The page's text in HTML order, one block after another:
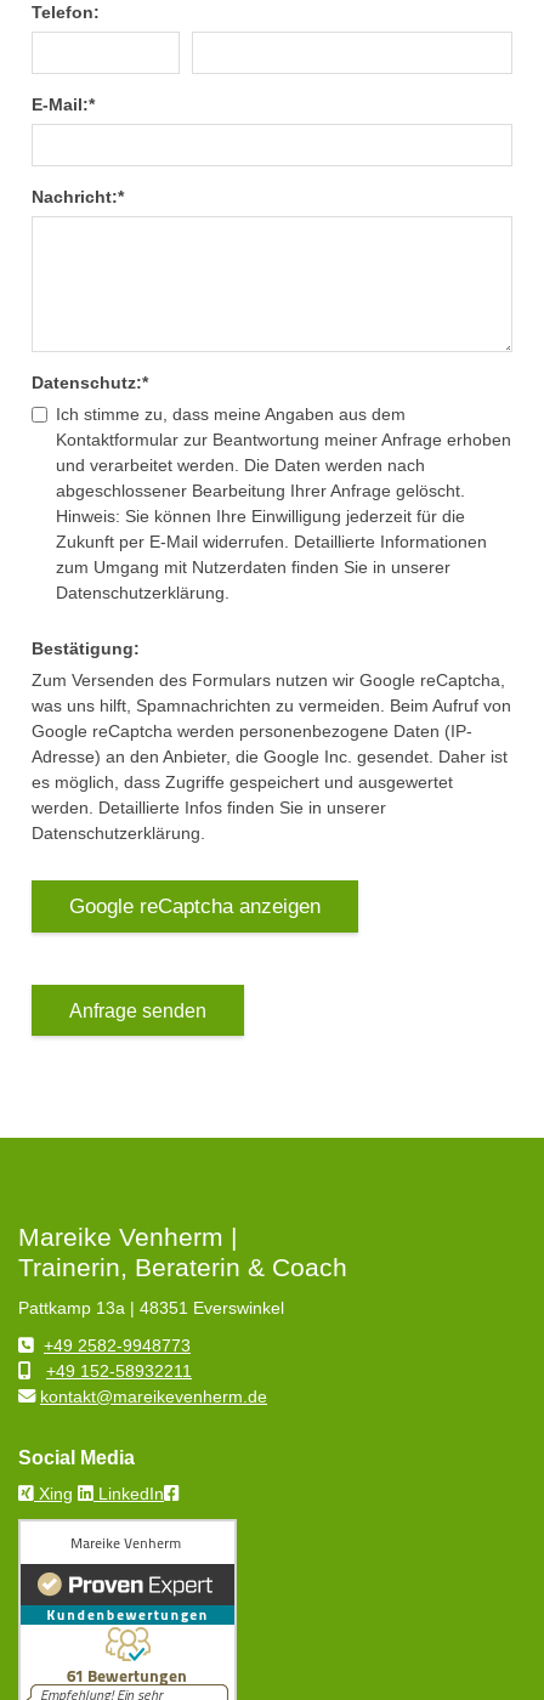
Telefon:
E-Mail:*
Nachricht:*
Datenschutz:*
Ich stimme zu, dass meine Angaben aus dem
Kontaktformular zur Beantwortung meiner Anfrage erhoben
und verarbeitet werden. Die Daten werden nach
abgeschlossener Bearbeitung Ihrer Anfrage gelöscht.
Hinweis: Sie können Ihre Einwilligung jederzeit für die
Zukunft per E-Mail widerrufen. Detaillierte Informationen
zum Umgang mit Nutzerdaten finden Sie in unserer
Datenschutzerklärung.
Bestätigung:
Zum Versenden des Formulars nutzen wir Google reCaptcha,
was uns hilft, Spamnachrichten zu vermeiden. Beim Aufruf von
Google reCaptcha werden personenbezogene Daten (IP-
Adresse) an den Anbieter, die Google Inc. gesendet. Daher ist
es möglich, dass Zugriffe gespeichert und ausgewertet
werden. Detaillierte Infos finden Sie in unserer
Datenschutzerklärung.
Google reCaptcha anzeigen
Mareike Venherm |
Trainerin, Beraterin & Coach
Pattkamp 13a | 48351 Everswinkel
+49 2582-9948773
+49 152-58932211
kontakt@mareikevenherm.de
Social Media
Xing LinkedIn